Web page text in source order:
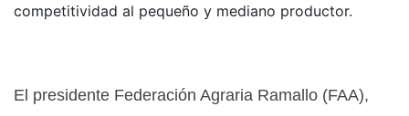
competitividad al pequeño y mediano productor.
El presidente Federación Agraria Ramallo (FAA),